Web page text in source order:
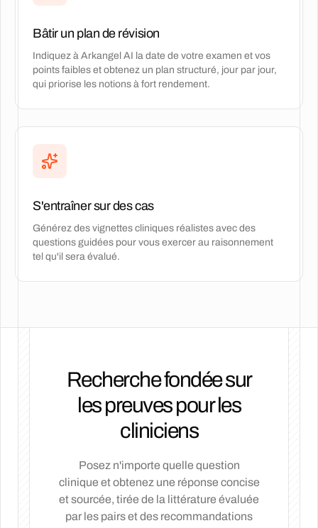
Bâtir un plan de révision
Indiquez à Arkangel AI la date de votre examen et vos
points faibles et obtenez un plan structuré, jour par jour,
qui priorise les notions à fort rendement.
S'entraîner sur des cas
Générez des vignettes cliniques réalistes avec des
questions guidées pour vous exercer au raisonnement
tel qu'il sera évalué.
Recherche fondée sur
les preuves pour les
cliniciens
Posez n'importe quelle question
clinique et obtenez une réponse concise
et sourcée, tirée de la littérature évaluée
par les pairs et des recommandations